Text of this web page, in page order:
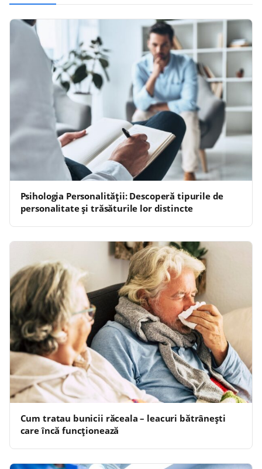
Psihologia Personalității: Descoperă tipurile de
personalitate și trăsăturile lor distincte
Cum tratau bunicii răceala – leacuri bătrânești
care încă funcționează